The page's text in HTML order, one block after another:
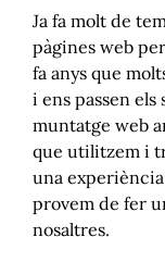
Ja fa molt de
pàgines web
fa anys que
i ens passen els
muntatge web
que utilitzem i
una
provem de fer
nosaltres.